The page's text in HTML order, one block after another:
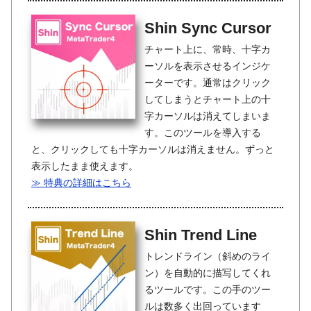
Shin Sync Cursor
チャート上に、常時、十字カ
ーソルを表示させるインジケ
ーターです。通常はクリック
してしまうとチャート上の十
字カーソルは消えてしまいま
す。このツールを導入する
と、クリックしても十字カーソルは消えません。ずっと
表示したまま使えます。
≫ 特典の詳細はこちら
Shin Trend Line
トレンドライン（斜めのライ
ン）を自動的に描写してくれ
るツールです。この手のツー
ルは数多く出回っています